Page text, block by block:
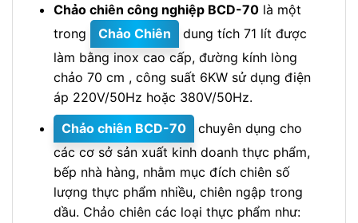
Chảo chiên công nghiệp BCD-70là một
trong
Chảo Chiên
dung tích 71 lít được
làm bằng inox cao cấp, đường kính lòng
chảo 70 cm , công suất 6KW sử dụng điện
áp 220V/50Hz hoặc 380V/50Hz.
Chảo chiên BCD-70
chuyên dụng cho
các cơ sở sản xuất kinh doanh thực phẩm,
bếp nhà hàng, nhằm mục đích chiên số
lượng thực phẩm nhiều, chiên ngập trong
dầu. Chảo chiên các loại thực phẩm như: